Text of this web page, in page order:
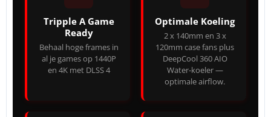
Tripple A Game
Ready
Behaal hoge frames in
al je games op 1440P
en 4K met DLSS 4
Optimale Koeling
2 x 140mm en 3 x
120mm case fans plus
DeepCool 360 AIO
Water-koeler —
optimale airflow.